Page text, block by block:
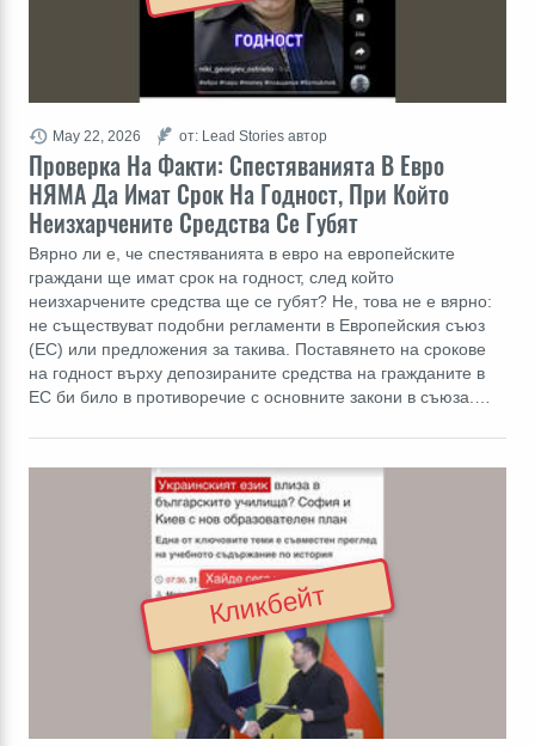
Проверка На Факти: Спестяванията В Евро
НЯМА Да Имат Срок На Годност, При Който
Неизхарчените Средства Се Губят
Вярно ли е, че спестяванията в евро на европейските
граждани ще имат срок на годност, след който
неизхарчените средства ще се губят? Не, това не е вярно:
не съществуват подобни регламенти в Европейския съюз
(ЕС) или предложения за такива. Поставянето на срокове
на годност върху депозираните средства на гражданите в
ЕС би било в противоречие с основните закони в съюза.…
May 22, 2026 от: Lead Stories автор
Кликбейт